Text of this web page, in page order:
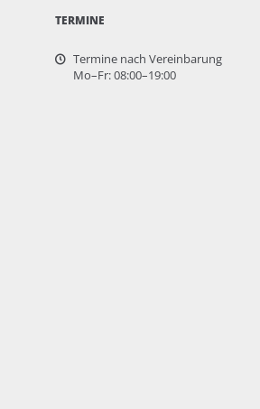
TERMINE
Termine nach Vereinbarung
Mo–Fr: 08:00–19:00